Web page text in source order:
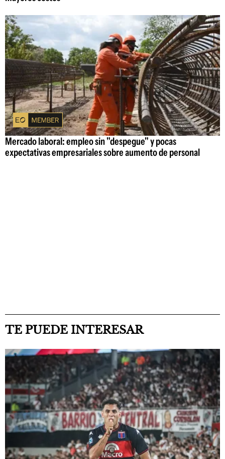
Mercado laboral: empleo sin "despegue" y pocas
expectativas empresariales sobre aumento de personal
TE PUEDE INTERESAR